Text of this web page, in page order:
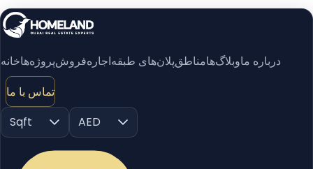
خانهپروژه‌هافروشاجارهپلان‌های طبقهمناطقوبلاگ‌هادرباره ما
تماس با ما
Sqft
AED